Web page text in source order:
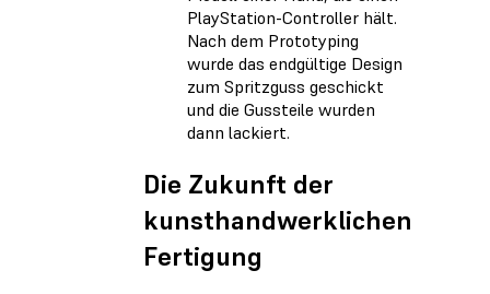
PlayStation-Controller hält.
Nach dem Prototyping
wurde das endgültige Design
zum Spritzguss geschickt
und die Gussteile wurden
dann lackiert.
Die Zukunft der
kunsthandwerklichen
Fertigung